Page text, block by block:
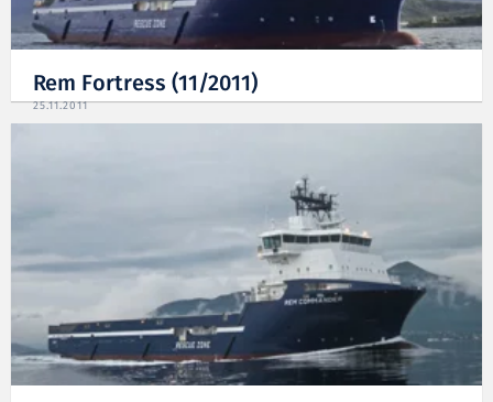
Rem Fortress (11/2011)
25.11.2011